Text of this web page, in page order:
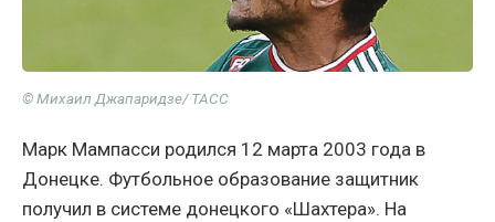
© Михаил Джапаридзе/ ТАСС
Марк Мампасси родился 12 марта 2003 года в
Донецке. Футбольное образование защитник
получил в системе донецкого «Шахтера». На